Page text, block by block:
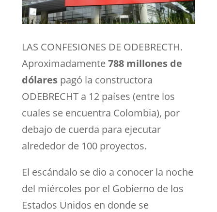
LAS CONFESIONES DE ODEBRECTH.
Aproximadamente788 millones de
dólarespagó la constructora
ODEBRECHT a 12 países (entre los
cuales se encuentra Colombia), por
debajo de cuerda para ejecutar
alrededor de 100 proyectos.
El escándalo se dio a conocer la noche
del miércoles por el Gobierno de los
Estados Unidos en donde se